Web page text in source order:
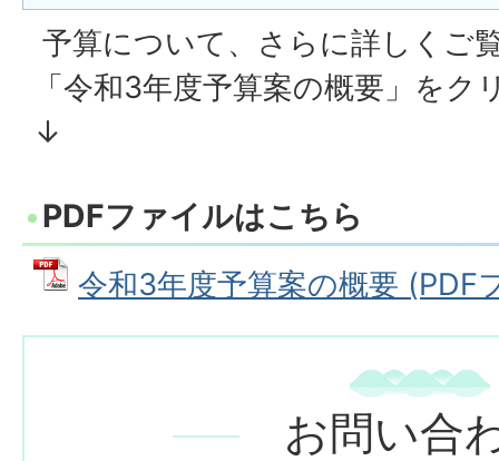
予算について、さらに詳しくご
「令和3年度予算案の概要」を
↓
PDFファイルはこちら
令和3年度予算案の概要 (PDF
お問い合